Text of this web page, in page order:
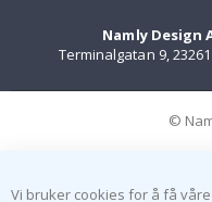
Namly Design
Terminalgatan 9,
©
Vi bruker cookies for å få